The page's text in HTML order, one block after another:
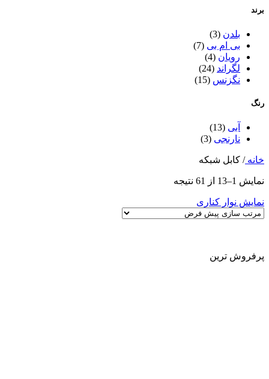
برند
بلدن (3)
بی ام بی (7)
رویان (4)
لگراند (24)
نگزنس (15)
رنگ
آبی (13)
نارنجی (3)
خانه/ کابل شبکه
نمایش 1–13 از 61 نتیجه
نمایش نوار کناری
پرفروش ترین